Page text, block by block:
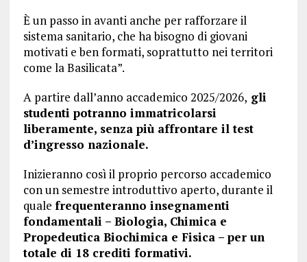
È un passo in avanti anche per rafforzare il
sistema sanitario, che ha bisogno di giovani
motivati e ben formati, soprattutto nei territori
come la Basilicata”.
A partire dall’anno accademico 2025/2026, gli
studenti potranno immatricolarsi
liberamente, senza più affrontare il test
d’ingresso nazionale.
Inizieranno così il proprio percorso accademico
con un semestre introduttivo aperto, durante il
quale frequenteranno insegnamenti
fondamentali – Biologia, Chimica e
Propedeutica Biochimica e Fisica – per un
totale di 18 crediti formativi.